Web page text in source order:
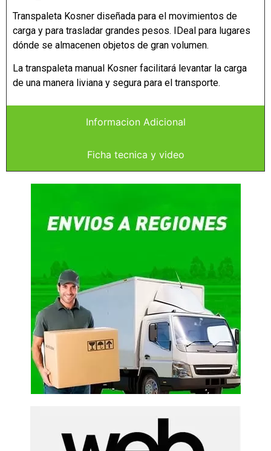
Informacion Adicional
Ficha tecnica y video
Transpaleta Kosner diseñada para el movimientos de
carga y para trasladar grandes pesos. IDeal para lugares
dónde se almacenen objetos de gran volumen.
La transpaleta manual Kosner facilitará levantar la carga
de una manera liviana y segura para el transporte.